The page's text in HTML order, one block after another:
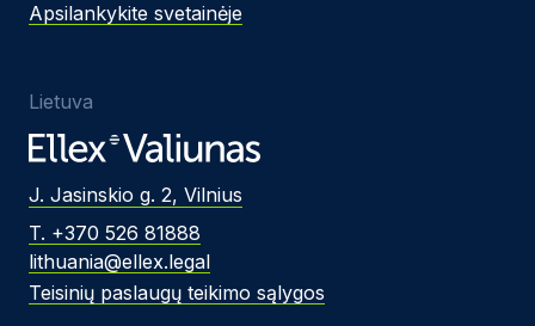
Apsilankykite svetainėje
Lietuva
J. Jasinskio g. 2, Vilnius
T. +370 526 81888
lithuania@ellex.legal
Teisinių paslaugų teikimo sąlygos